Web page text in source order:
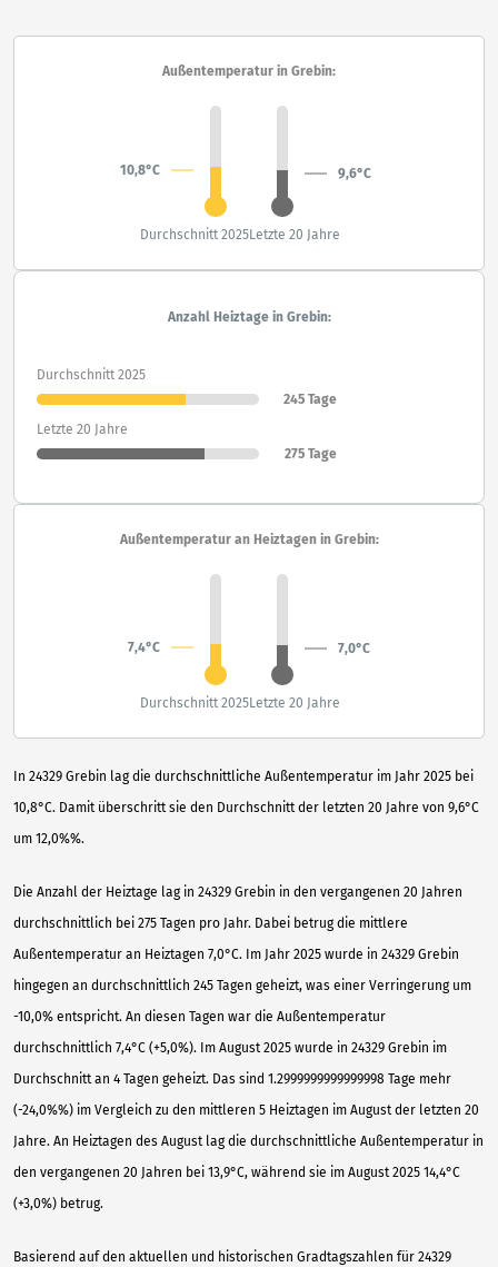
In 24329 Grebin lag die durchschnittliche Außentemperatur im Jahr 2025 bei
10,8°C. Damit überschritt sie den Durchschnitt der letzten 20 Jahre von 9,6°C
um 12,0%%.
Die Anzahl der Heiztage lag in 24329 Grebin in den vergangenen 20 Jahren
durchschnittlich bei 275 Tagen pro Jahr. Dabei betrug die mittlere
Außentemperatur an Heiztagen 7,0°C. Im Jahr 2025 wurde in 24329 Grebin
hingegen an durchschnittlich 245 Tagen geheizt, was einer Verringerung um
-10,0% entspricht. An diesen Tagen war die Außentemperatur
durchschnittlich 7,4°C (+5,0%). Im August 2025 wurde in 24329 Grebin im
Durchschnitt an 4 Tagen geheizt. Das sind 1.2999999999999998 Tage mehr
(-24,0%%) im Vergleich zu den mittleren 5 Heiztagen im August der letzten 20
Jahre. An Heiztagen des August lag die durchschnittliche Außentemperatur in
den vergangenen 20 Jahren bei 13,9°C, während sie im August 2025 14,4°C
(+3,0%) betrug.
Basierend auf den aktuellen und historischen Gradtagszahlen für 24329
Außentemperatur in Grebin:
10,8°C 9,6°C
Durchschnitt 2025Letzte 20 Jahre
Anzahl Heiztage in Grebin:
Durchschnitt 2025
245 Tage
Letzte 20 Jahre
275 Tage
Außentemperatur an Heiztagen in Grebin:
7,4°C 7,0°C
Durchschnitt 2025Letzte 20 Jahre